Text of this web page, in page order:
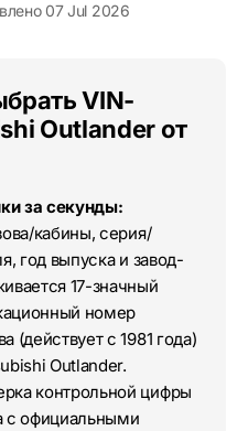
07 Jul 2026
VIN-
Outlander от
за секунды:
кабины, серия/
год выпуска и завод-
17-значный
номер
(действует с 1981 года)
Outlander.
контрольной цифры
с официальными